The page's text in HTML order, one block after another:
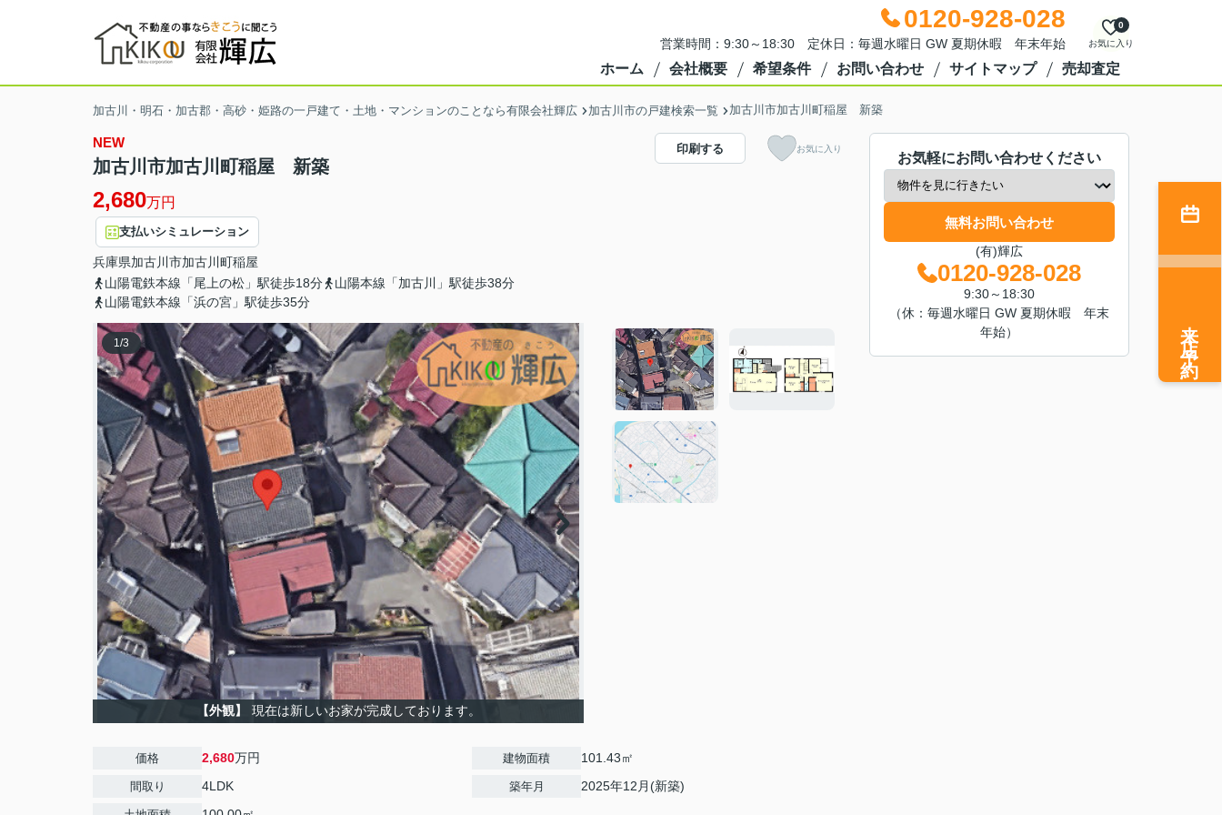
0120-928-028
営業時間：9:30～18:30 定休日：毎週水曜日 GW 夏期休暇 年末年始 お気に入り
0
ホーム 会社概要 希望条件 お問い合わせ サイトマップ 売却査定
加古川・明石・加古郡・高砂・姫路の一戸建て・土地・マンションのことなら有限会社輝広 加古川市の戸建検索一覧 加古川市加古川町稲屋 新築
NEW
加古川市加古川町稲屋 新築
2,680万円
支払いシミュレーション
兵庫県加古川市加古川町稲屋
山陽電鉄本線「尾上の松」駅徒歩18分
山陽本線「加古川」駅徒歩38分
山陽電鉄本線「浜の宮」駅徒歩35分
印刷する お気に入り
1/3
【外観】 現在は新しいお家が完成しております。
価格 2,680万円
間取り 4LDK
建物面積 101.43㎡
築年月 2025年12月(新築)
お気軽にお問い合わせください
無料お問い合わせ
(有)輝広
0120-928-028
9:30～18:30
（休：毎週水曜日 GW 夏期休暇 年末
年始）
来店予約